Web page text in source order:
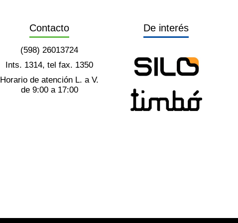
Contacto
(598) 26013724
Ints. 1314, tel fax. 1350
Horario de atención L. a V.
de 9:00 a 17:00
De interés